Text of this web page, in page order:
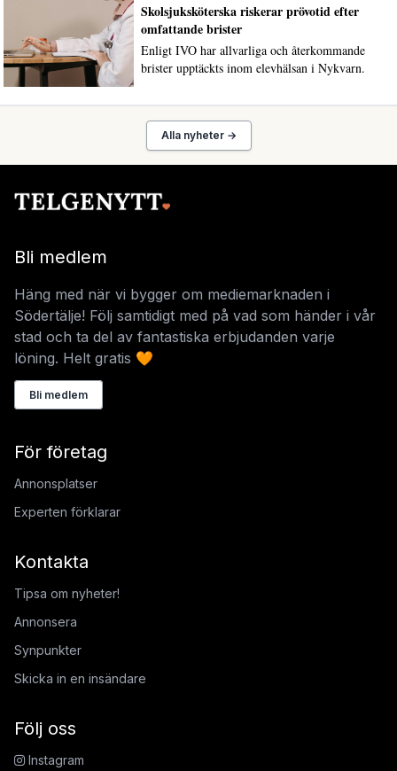
Skolsjuksköterska riskerar prövotid efter
omfattande brister
Enligt IVO har allvarliga och återkommande
brister upptäckts inom elevhälsan i Nykvarn.
Alla nyheter →
Bli medlem
Häng med när vi bygger om mediemarknaden i
Södertälje! Följ samtidigt med på vad som händer i vår
stad och ta del av fantastiska erbjudanden varje
löning. Helt gratis 🧡
Bli medlem
För företag
Annonsplatser
Experten förklarar
Kontakta
Tipsa om nyheter!
Annonsera
Synpunkter
Skicka in en insändare
Följ oss
Instagram